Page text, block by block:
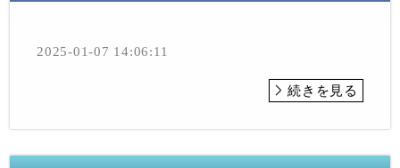
2025-01-07 14:06:11
続きを見る